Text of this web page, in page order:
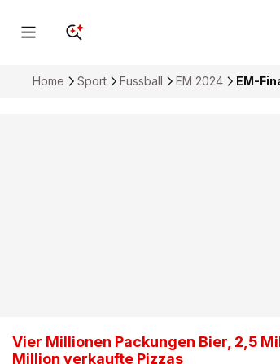
Home Sport Fussball EM 2024 EM-
Vier Millionen Packungen Bier, 2,5
Million verkaufte Pizzas